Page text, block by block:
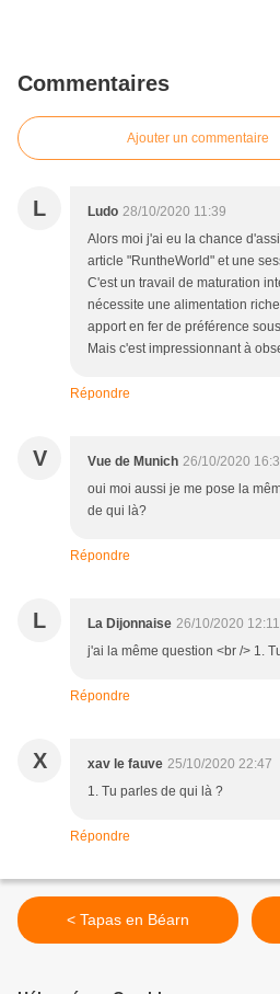
Commentaires
Ajouter un commentaire
L Ludo 28/10/2020 11:39
Alors moi j'ai eu la chance
article "RuntheWorld" et une
C'est un travail de maturation
nécessite une alimentation
apport en fer de préférence
Mais c'est impressionnant à
Répondre
V Vue de Munich 26/10/2020
oui moi aussi je me pose la
de qui là?
Répondre
L La Dijonnaise 26/10/2020 12:11
j'ai la même question <br /> 1.
Répondre
X xav le fauve 25/10/2020 22:47
1. Tu parles de qui là ?
Répondre
< Tapas en Béarn